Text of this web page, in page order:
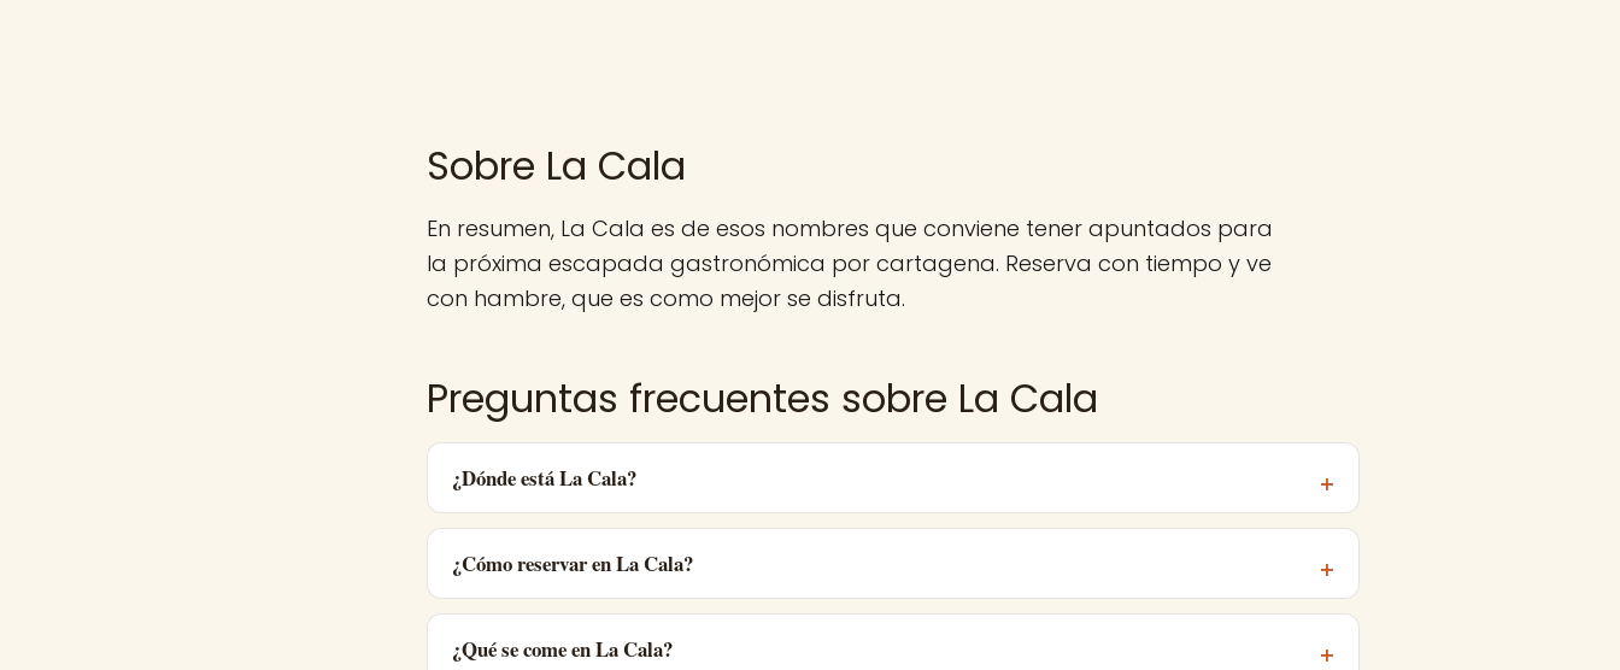
Sobre La Cala
En resumen, La Cala es de esos nombres que conviene tener apuntados para
la próxima escapada gastronómica por cartagena. Reserva con tiempo y ve
con hambre, que es como mejor se disfruta.
Preguntas frecuentes sobre La Cala
¿Dónde está La Cala?
¿Cómo reservar en La Cala?
¿Qué se come en La Cala?